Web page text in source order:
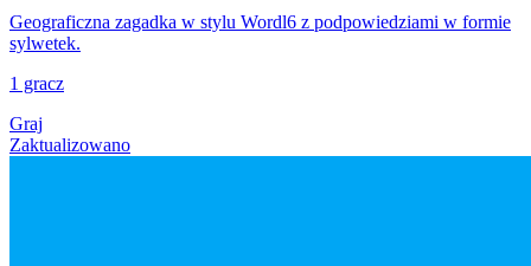
Geograficzna zagadka w stylu Wordl6 z podpowiedziami w formie
sylwetek.
1 gracz
Graj
Zaktualizowano